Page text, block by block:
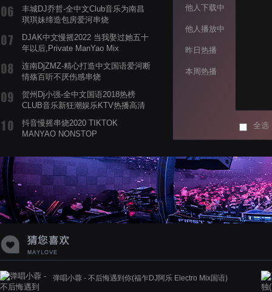
丰城DJ乔哲-全中文Club音乐为南昌
琪琪妹缔造包房爱河串烧
DJAK中文慢摇2022 当我娶过她五十
年以后,Private ManYao Mix
连南DjZMZ-精心打造中文国语爱河断
情殇百听不厌伤感串烧
贺州Dj小强-全中文国语2018热榜
CLUB音乐新狂潮娱乐KTV热播高清
抖音慢摇串烧2020 TIKTOK
MANYAO NONSTOP
蝉爸爸妈妈爱存在夏天的风是想你的
声音啊
他人下载中
他人播放中
昨日热播
本周热播
全选
弹唱小蓉 - 不后悔遇到你(福乍DJ阿乐 Electro Mix国语)